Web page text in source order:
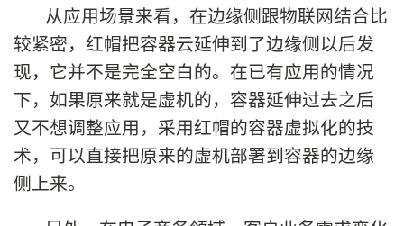
从应用场景来看，在边缘侧跟物联网结合比
较紧密，红帽把容器云延伸到了边缘侧以后发
现，它并不是完全空白的。在已有应用的情况
下，如果原来就是虚机的，容器延伸过去之后
又不想调整应用，采用红帽的容器虚拟化的技
术，可以直接把原来的虚机部署到容器的边缘
侧上来。